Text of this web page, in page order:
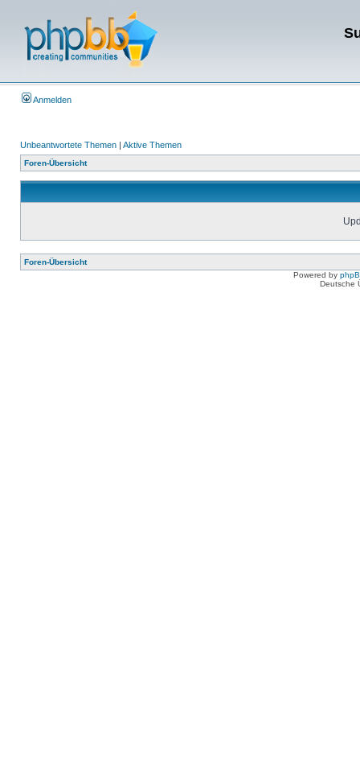
Anmelden
Unbeantwortete Themen | Aktive Themen
Foren-Übersicht
Foren-Übersicht
Powered by
Deutsche